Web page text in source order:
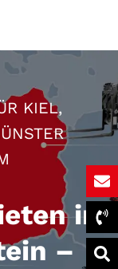
KIEL,
in
–